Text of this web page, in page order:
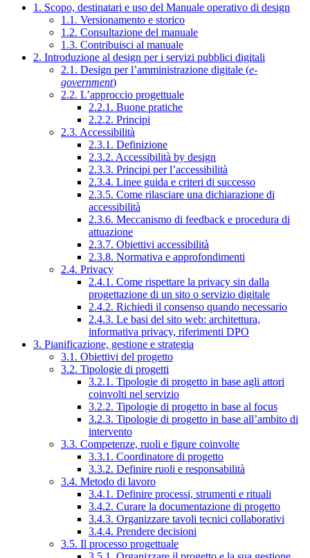
1. Scopo, destinatari e uso del Manuale operativo di design
1.1. Versionamento e storico
1.2. Consultazione del manuale
1.3. Contribuisci al manuale
2. Introduzione al design per i servizi pubblici digitali
2.1. Design per l’amministrazione digitale (e-
government)
2.2. L’approccio progettuale
2.2.1. Buone pratiche
2.2.2. Principi
2.3. Accessibilità
2.3.1. Definizione
2.3.2. Accessibilità by design
2.3.3. Principi per l’accessibilità
2.3.4. Linee guida e criteri di successo
2.3.5. Come rilasciare una dichiarazione di
accessibilità
2.3.6. Meccanismo di feedback e procedura di
attuazione
2.3.7. Obiettivi accessibilità
2.3.8. Normativa e approfondimenti
2.4. Privacy
2.4.1. Come rispettare la privacy sin dalla
progettazione di un sito o servizio digitale
2.4.2. Richiedi il consenso quando necessario
2.4.3. Le basi del sito web: architettura,
informativa privacy, riferimenti DPO
3. Pianificazione, gestione e strategia
3.1. Obiettivi del progetto
3.2. Tipologie di progetti
3.2.1. Tipologie di progetto in base agli attori
coinvolti nel servizio
3.2.2. Tipologie di progetto in base al focus
3.2.3. Tipologie di progetto in base all’ambito di
intervento
3.3. Competenze, ruoli e figure coinvolte
3.3.1. Coordinatore di progetto
3.3.2. Definire ruoli e responsabilità
3.4. Metodo di lavoro
3.4.1. Definire processi, strumenti e rituali
3.4.2. Curare la documentazione di progetto
3.4.3. Organizzare tavoli tecnici collaborativi
3.4.4. Prendere decisioni
3.5. Il processo progettuale